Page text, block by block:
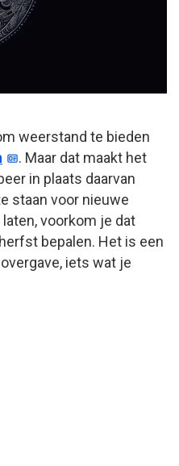
weerstand te bieden
. Maar dat maakt het
in plaats daarvan
staan voor nieuwe
voorkom je dat
bepalen. Het is een
iets wat je